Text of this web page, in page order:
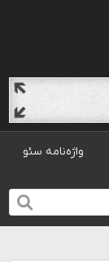
واژه‌نامه سئو